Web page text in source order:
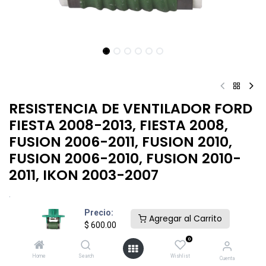
Precio:
$ 600.00
Agregar al Carrito
Home Search
0
Wishlist Cuenta
RESISTENCIA DE VENTILADOR FORD
FIESTA 2008-2013, FIESTA 2008,
FUSION 2006-2011, FUSION 2010,
FUSION 2006-2010, FUSION 2010-
2011, IKON 2003-2007
600.00